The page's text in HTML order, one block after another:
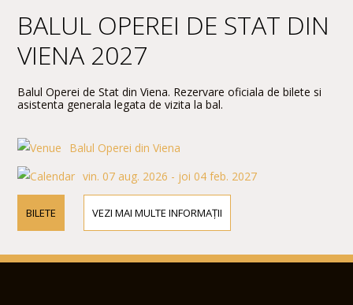
BALUL OPEREI DE STAT DIN
VIENA 2027
Balul Operei de Stat din Viena. Rezervare oficiala de bilete si
asistenta generala legata de vizita la bal.
Balul Operei din Viena
vin. 07 aug. 2026 - joi 04 feb. 2027
BILETE VEZI MAI MULTE INFORMAȚII